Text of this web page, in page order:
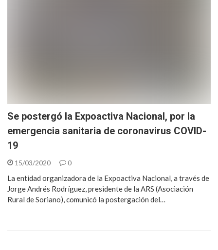
Se postergó la Expoactiva Nacional, por la
emergencia sanitaria de coronavirus COVID-
19
15/03/2020 0
La entidad organizadora de la Expoactiva Nacional, a través de
Jorge Andrés Rodríguez, presidente de la ARS (Asociación
Rural de Soriano), comunicó la postergación del…